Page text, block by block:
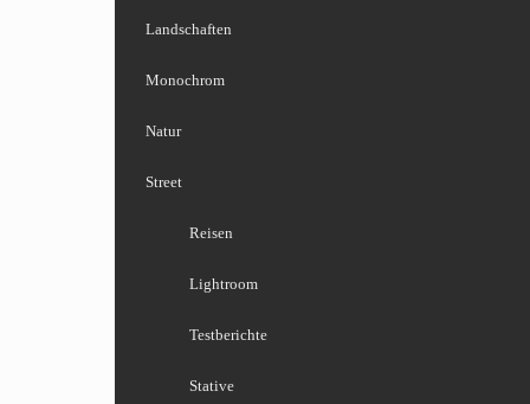
Landschaften
Monochrom
Natur
Street
Reisen
Lightroom
Testberichte
Stative